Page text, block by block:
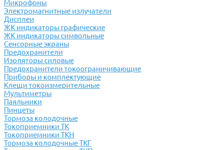
Микрофоны
Электромагнитные излучатели
Дисплеи
ЖК индикаторы графические
ЖК индикаторы символьные
Сенсорные экраны
Предохранители
Изоляторы силовые
Предохранители токоограничивающие
Приборы и комплектующие
Клещи токоизмерительные
Мультиметры
Паяльники
Пинцеты
Тормоза колодочные
Токоприемники ТК
Токоприемники ТКН
Тормоза колодочные ТКГ